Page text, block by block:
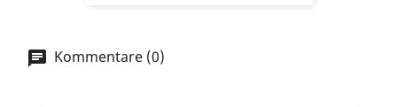
Kommentare (0)